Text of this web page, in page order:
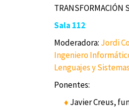
TRANSFORMACIÓN
Sala 112
Moderadora: Jordi
Ingeniero
Lenguajes y
Ponentes:
♦ Javier Creus,